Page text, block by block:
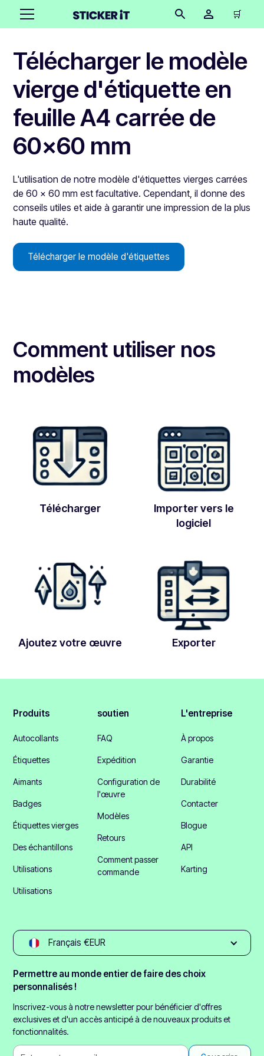
🛒
Télécharger le modèle
vierge d'étiquette en
feuille A4 carrée de
60x60 mm
L'utilisation de notre modèle d'étiquettes vierges carrées
de 60 x 60 mm est facultative. Cependant, il donne des
conseils utiles et aide à garantir une impression de la plus
haute qualité.
Télécharger le modèle d'étiquettes
Comment utiliser nos
modèles
Télécharger
Importer vers le
logiciel
Ajoutez votre œuvre Exporter
Produits
Autocollants
Étiquettes
Aimants
Badges
Étiquettes vierges
Des échantillons
Utilisations
Utilisations
soutien
FAQ
Expédition
Configuration de
l'œuvre
Modèles
Retours
Comment passer
commande
L'entreprise
À propos
Garantie
Durabilité
Contacter
Blogue
API
Karting
Français €EUR
Permettre au monde entier de faire des choix
personnalisés !
Inscrivez-vous à notre newsletter pour bénéficier d'offres
exclusives et d'un accès anticipé à de nouveaux produits et
fonctionnalités.